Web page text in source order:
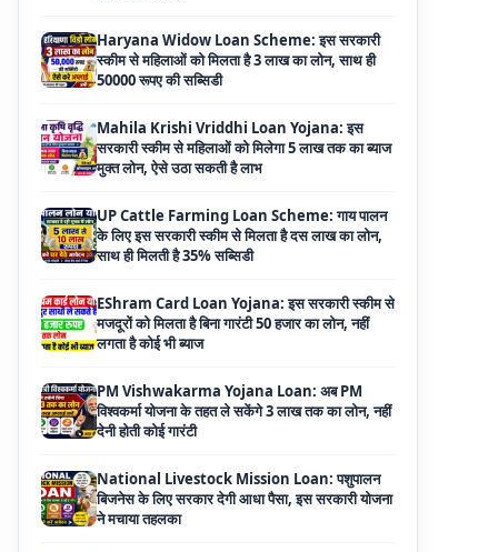
Mahila Krishi Vriddhi Loan Yojana: इस
सरकारी स्कीम से महिलाओं को मिलेगा 5 लाख तक का ब्याज
मुक्त लोन, ऐसे उठा सकती है लाभ
UP Cattle Farming Loan Scheme: गाय पालन
के लिए इस सरकारी स्कीम से मिलता है दस लाख का लोन,
साथ ही मिलती है 35% सब्सिडी
EShram Card Loan Yojana: इस सरकारी स्कीम से
मजदूरों को मिलता है बिना गारंटी 50 हजार का लोन, नहीं
लगता है कोई भी ब्याज
PM Vishwakarma Yojana Loan: अब PM
विश्वकर्मा योजना के तहत ले सकेंगे 3 लाख तक का लोन, नहीं
देनी होती कोई गारंटी
National Livestock Mission Loan: पशुपालन
बिजनेस के लिए सरकार देगी आधा पैसा, इस सरकारी योजना
ने मचाया तहलका
59 Minutes Loan Scheme: सरकार की इस स्कीम
से मिनटों में पास होगा लोन, ऐसे करें ऑनलाइन अप्लाई